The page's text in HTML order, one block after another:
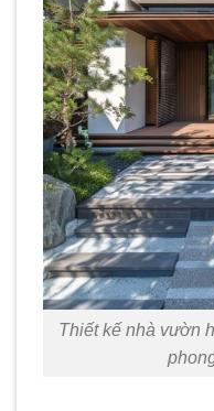
bảo vệ môi
trường
3.4. Hài hòa
thiên nhiên và
cuộc sống hiện
đại
4. Gợi ý một số
mẫu thiết kế nhà
vườn hiện đại
5. Lời kết
Thiết kế nhà vườn